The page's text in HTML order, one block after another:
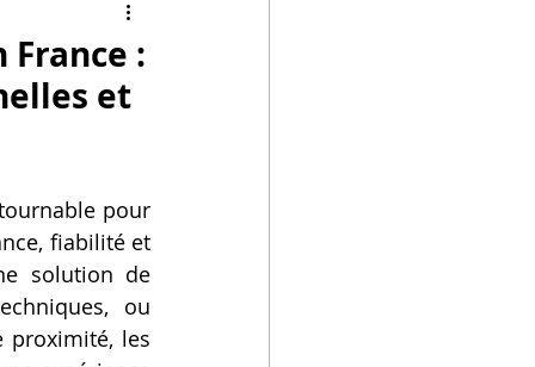
CREALITY,
Secrétaire en Ligne
France :
et
pour
fiabilité et
solution de
ou
proximité, les